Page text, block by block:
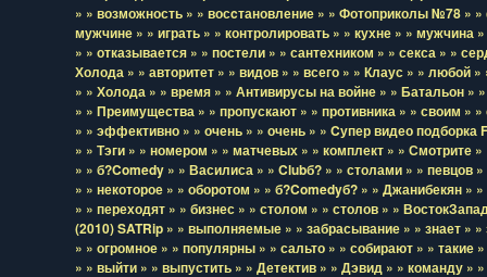
» » возможность » » восcтановление » » Фотоприколы №78 »
мужчине » » играть » » контролировать » » кухне » » мужчина
» » отказывается » » постели » » сантехником » » секса » »
Холода » » авторитет » » видов » » всего » » Клаус » » любой »
» » Холода » » время » » Антивирусы на войне » » Батальон »
» » Преимущества » » пропускают » » противника » » своим »
» » эффективно » » очень » » очень » » Cупер видео подборка
» » Тэги » » номером » » матчевых » » комплект » » Смотрите
» » б?Comedy » » Василиса » » Clubб? » » столами » » певцов
» » некоторое » » оборотом » » б?Comedyб? » » Джанибекян »
» » переходят » » бизнес » » столом » » столов » »
(2010) SATRip » » выполняемые » » забрасывание » » знает » »
» » огромное » » популярны » » сальто » » собирают » » такие
» » выйти » » выпустить » » Детектив » » Дэвид » » команду »